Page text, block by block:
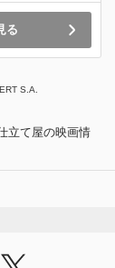
る
S.A.
立て屋の映画情